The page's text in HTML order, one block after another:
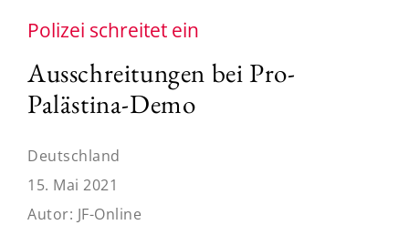
Polizei schreitet ein
Ausschreitungen bei Pro-
Palästina-Demo
Deutschland
15. Mai 2021
Autor: JF-Online